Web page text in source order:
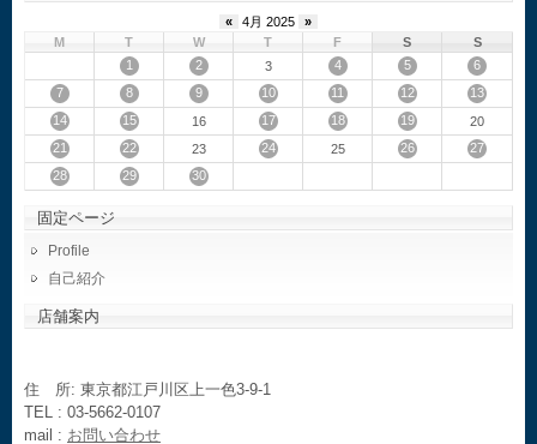
« 4月 2025
»
M
T W T F S
S
1
2 3 4 5
6
7
8 9 10 11 12
13
14
15 16 17 18 19
20
21
22 23 24 25 26
27
28
29 30
固定ページ
Profile
自己紹介
店舗案内
住 所: 東京都江戸川区上一色3-9-1
TEL : 03-5662-0107
mail : お問い合わせ